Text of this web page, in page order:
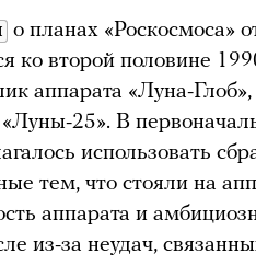
о планах «Роскосмоса»
ко второй половине
аппарата «Луна-Глоб»,
«Луны-25». В
использовать
тем, что стояли на
аппарата и
из-за неудач,